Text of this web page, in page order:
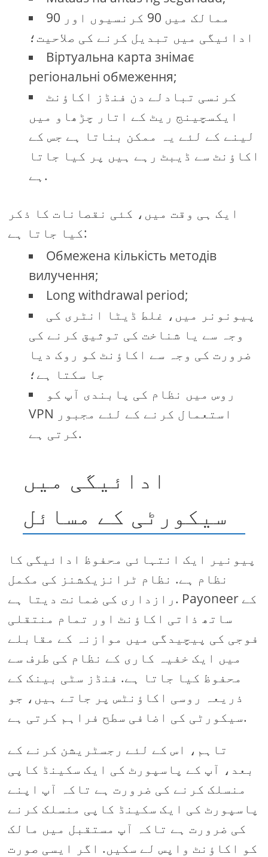
90 ممالک میں 90 کرنسیوں اور
ادائیگی میں تبدیل کرنے کی صلاحیت؛
Віртуальна карта знімає
регіональні обмеження;
کرنسی تبادلے دن فنڈز اکاؤنٹ
ایکسچینج ریٹ کے اتار چڑھاو میں
لینے کے لئے یہ ممکن بناتا ہے جس کے
اکاؤنٹ سے ڈیبٹ رہے ہیں پر کیا جاتا
ہے.
ایک ہی وقت میں، کئی نقصانات کا ذکر
کیا جاتا ہے:
Обмежена кількість методів
вилучення;
Long withdrawal period;
پیونونر میں، غلط ڈیٹا انٹری کی
وجہ سے یا شناخت کی توثیق کرنے کی
ضرورت کی وجہ سے اکاؤنٹ کو روک دیا
جا سکتا ہے؛
روس میں نظام کی پابندی آپ کو
VPN استعمال کرنے کے لئے مجبور
کرتی ہے.
ادائیگی میں
سیکورٹی کے مسائل
پیونیر ایک انتہائی محفوظ ادائیگی کا
نظام ہے. نظام ٹرانزیکشنز کی مکمل
رازداری کی ضمانت دیتا ہے. Payoneer کے
ساتھ ذاتی اکاؤنٹ اور تمام منتقلی
فوجی کی پیچیدگی میں موازنہ کے مقابلے
میں ایک خفیہ کاری کے نظام کی طرف سے
محفوظ کیا جاتا ہے. فنڈز سٹی بینک کے
ذریعہ روسی اکاؤنٹس پر جاتے ہیں، جو
سیکورٹی کی اضافی سطح فراہم کرتی ہے.
تاہم، اس کے لئے رجسٹریشن کرنے کے
بعد، آپ کے پاسپورٹ کی ایک سکینڈ کاپی
منسلک کرنے کی ضرورت ہے تاکہ آپ اپنے
پاسپورٹ کی ایک سکینڈ کاپی منسلک کرنے
کی ضرورت ہے تاکہ آپ مستقبل میں مالک
کو اکاؤنٹ واپس لے سکیں. اگر ایسی صورت